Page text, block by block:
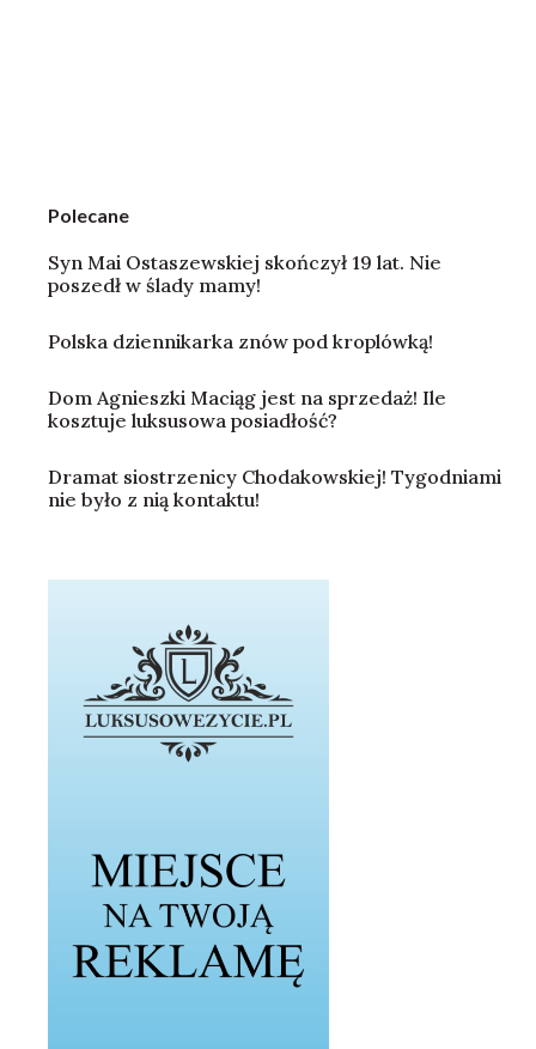
Polecane
Syn Mai Ostaszewskiej skończył 19 lat. Nie
poszedł w ślady mamy!
Polska dziennikarka znów pod kroplówką!
Dom Agnieszki Maciąg jest na sprzedaż! Ile
kosztuje luksusowa posiadłość?
Dramat siostrzenicy Chodakowskiej! Tygodniami
nie było z nią kontaktu!